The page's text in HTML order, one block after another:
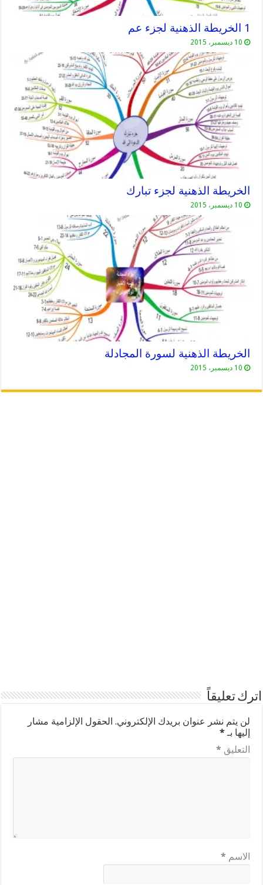
1 الخريطة الذهنية لجزء عم
10 ديسمبر، 2015
الخريطة الذهنية لجزء تبارك
10 ديسمبر، 2015
الخريطة الذهنية لسورة المجادلة
10 ديسمبر، 2015
اترك تعليقاً
لن يتم نشر عنوان بريدك الإلكتروني. الحقول الإلزامية مشار
إليها بـ *
التعليق *
الاسم *